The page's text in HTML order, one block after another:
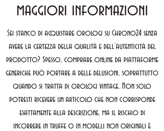
maggiori informazioni
Sei stanco di acquistare orologi su Chrono24 senza
avere la certezza della qualità e dell’autenticità del
prodotto? Spesso, comprare online da piattaforme
generiche può portare a delle delusioni, soprattutto
quando si tratta di orologi vintage. Non solo
potresti ricevere un articolo che non corrisponde
esattamente alla descrizione, ma il rischio di
incorrere in truffe o in modelli non originali è